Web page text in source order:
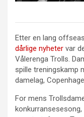
Etter en lang
dårlige nyheter var
Vålerenga Trolls.
spille treningskamp
damelag,
For mens